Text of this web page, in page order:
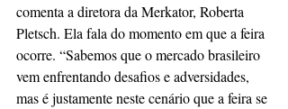
comenta a diretora da Merkator, Roberta
Pletsch. Ela fala do momento em que a feira
ocorre. “Sabemos que o mercado brasileiro
vem enfrentando desafios e adversidades,
mas é justamente neste cenário que a feira se